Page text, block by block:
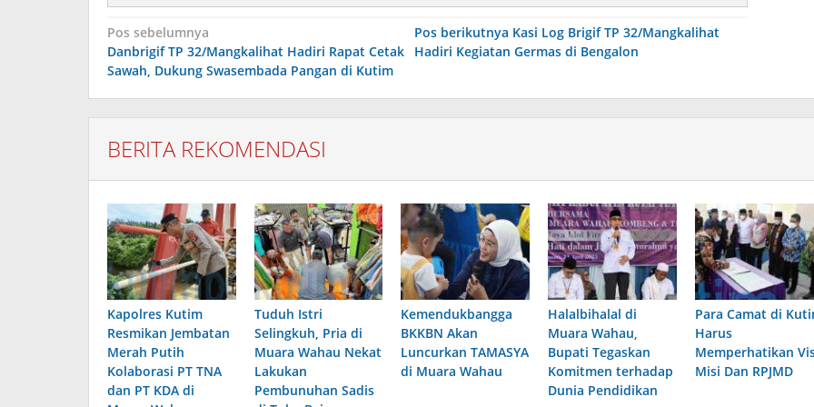
Navigasi
pos
Pos sebelumnya
Danbrigif TP 32/Mangkalihat Hadiri Rapat Cetak
Sawah, Dukung Swasembada Pangan di Kutim
Pos berikutnya Kasi Log Brigif TP 32/Mangkalihat
Hadiri Kegiatan Germas di Bengalon
BERITA REKOMENDASI
Kapolres Kutim
Resmikan Jembatan
Merah Putih
Kolaborasi PT TNA
dan PT KDA di
Tuduh Istri
Selingkuh, Pria di
Muara Wahau Nekat
Lakukan
Pembunuhan Sadis
Kemendukbangga
BKKBN Akan
Luncurkan TAMASYA
di Muara Wahau
Halalbihalal di
Muara Wahau,
Bupati Tegaskan
Komitmen terhadap
Dunia Pendidikan
Para Camat di
Harus
Memperhatikan
Misi Dan RPJMD